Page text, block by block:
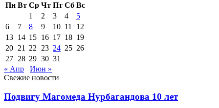
Пн Вт Ср Чт Пт Сб Вс
1
2 3 4
5
6
7 8 9 10 11
12
13 14 15 16 17 18 19
20 21 22 23 24 25 26
27 28 29 30 31
« Апр
Июн »
Свежие новости
Подвигу Магомеда Нурбагандова 10 лет